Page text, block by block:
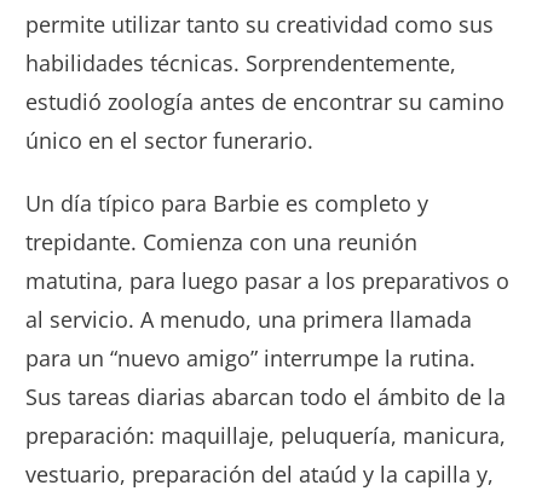
permite utilizar tanto su creatividad como sus
habilidades técnicas. Sorprendentemente,
estudió zoología antes de encontrar su camino
único en el sector funerario.
Un día típico para Barbie es completo y
trepidante. Comienza con una reunión
matutina, para luego pasar a los preparativos o
al servicio. A menudo, una primera llamada
para un “nuevo amigo” interrumpe la rutina.
Sus tareas diarias abarcan todo el ámbito de la
preparación: maquillaje, peluquería, manicura,
vestuario, preparación del ataúd y la capilla y,